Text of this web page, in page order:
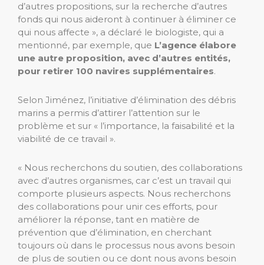
d’autres propositions, sur la recherche d’autres
fonds qui nous aideront à continuer à éliminer ce
qui nous affecte », a déclaré le biologiste, qui a
mentionné, par exemple, que L’agence élabore
une autre proposition, avec d’autres entités,
pour retirer 100 navires supplémentaires.
Selon Jiménez, l’initiative d’élimination des débris
marins a permis d’attirer l’attention sur le
problème et sur « l’importance, la faisabilité et la
viabilité de ce travail ».
« Nous recherchons du soutien, des collaborations
avec d’autres organismes, car c’est un travail qui
comporte plusieurs aspects. Nous recherchons
des collaborations pour unir ces efforts, pour
améliorer la réponse, tant en matière de
prévention que d’élimination, en cherchant
toujours où dans le processus nous avons besoin
de plus de soutien ou ce dont nous avons besoin